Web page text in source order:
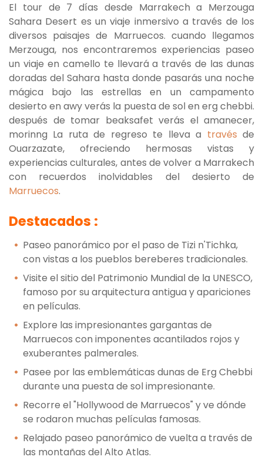
El tour de 7 días desde Marrakech a Merzouga
Sahara Desert es un viaje inmersivo a través de los
diversos paisajes de Marruecos. cuando llegamos
Merzouga, nos encontraremos experiencias paseo
un viaje en camello te llevará a través de las dunas
doradas del Sahara hasta donde pasarás una noche
mágica bajo las estrellas en un campamento
desierto en awy verás la puesta de sol en erg chebbi.
después de tomar beaksafet verás el amanecer,
morinng La ruta de regreso te lleva a través de
Ouarzazate, ofreciendo hermosas vistas y
experiencias culturales, antes de volver a Marrakech
con recuerdos inolvidables del desierto de
Marruecos.
Destacados :
Paseo panorámico por el paso de Tizi n'Tichka,
con vistas a los pueblos bereberes tradicionales.
Visite el sitio del Patrimonio Mundial de la UNESCO,
famoso por su arquitectura antigua y apariciones
en películas.
Explore las impresionantes gargantas de
Marruecos con imponentes acantilados rojos y
exuberantes palmerales.
Pasee por las emblemáticas dunas de Erg Chebbi
durante una puesta de sol impresionante.
Recorre el "Hollywood de Marruecos" y ve dónde
se rodaron muchas películas famosas.
Relajado paseo panorámico de vuelta a través de
las montañas del Alto Atlas.